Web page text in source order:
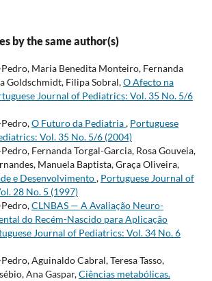
by the same author(s)
Pedro, Maria Benedita Monteiro, Fernanda
Goldschmidt, Filipa Sobral,O Afecto na
Journal of Pediatrics: Vol. 35 No. 5/6
Pedro,O Futuro da Pediatria, Portuguese
Vol. 35 No. 5/6 (2004)
Fernanda Torgal-Garcia, Rosa Gouveia,
Manuela Baptista, Graça Oliveira,
e Desenvolvimento, Portuguese Journal of
28 No. 5 (1997)
Pedro,CLNBAS — A Avaliação Neuro-
do Recém-Nascido para Aplicação
Journal of Pediatrics: Vol. 34 No. 6
Aguinaldo Cabral, Teresa Tasso,
Ana Gaspar,Ciências metabólicas.